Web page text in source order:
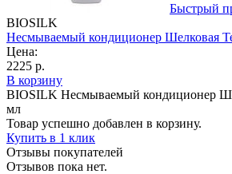
Быстрый
BIOSILK
Несмываемый кондиционер Шелковая
Цена:
2225 р.
В корзину
BIOSILK Несмываемый кондиционер
мл
Товар успешно добавлен в корзину.
Купить в 1 клик
Отзывы покупателей
Отзывов пока нет.